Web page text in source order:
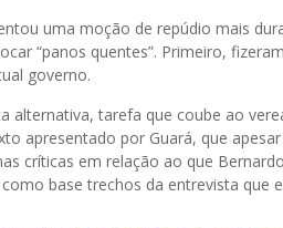
uma moção de repúdio mais
“panos quentes”. Primeiro,
governo.
alternativa, tarefa que coube ao
apresentado por Guará, que
críticas em relação ao que
base trechos da entrevista que